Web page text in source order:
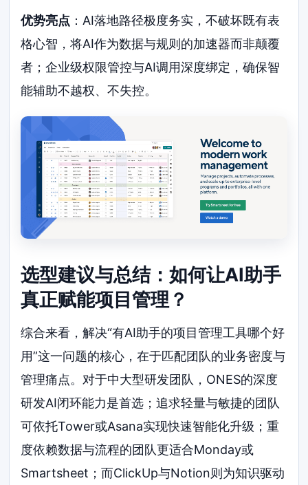
优势亮点 ：AI落地路径极度务实，不破坏既有表
格心智，将AI作为数据与规则的加速器而非颠覆
者；企业级权限管控与AI调用深度绑定，确保智
能辅助不越权、不失控。
选型建议与总结：如何让AI助手
真正赋能项目管理？
综合来看，解决“有AI助手的项目管理工具哪个好
用”这一问题的核心，在于匹配团队的业务密度与
管理痛点。对于中大型研发团队，ONES的深度
研发AI闭环能力是首选；追求轻量与敏捷的团队
可依托Tower或Asana实现快速智能化升级；重
度依赖数据与流程的团队更适合Monday或
Smartsheet；而ClickUp与Notion则为知识驱动